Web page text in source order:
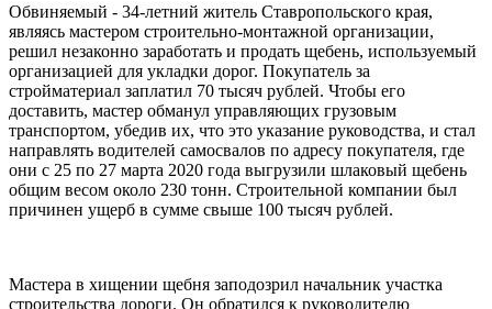
Обвиняемый - 34-летний житель Ставропольского края,
являясь мастером строительно-монтажной организации,
решил незаконно заработать и продать щебень, используемый
организацией для укладки дорог. Покупатель за
стройматериал заплатил 70 тысяч рублей. Чтобы его
доставить, мастер обманул управляющих грузовым
транспортом, убедив их, что это указание руководства, и стал
направлять водителей самосвалов по адресу покупателя, где
они с 25 по 27 марта 2020 года выгрузили шлаковый щебень
общим весом около 230 тонн. Строительной компании был
причинен ущерб в сумме свыше 100 тысяч рублей.
Мастера в хищении щебня заподозрил начальник участка
строительства дороги. Он обратился к руководителю